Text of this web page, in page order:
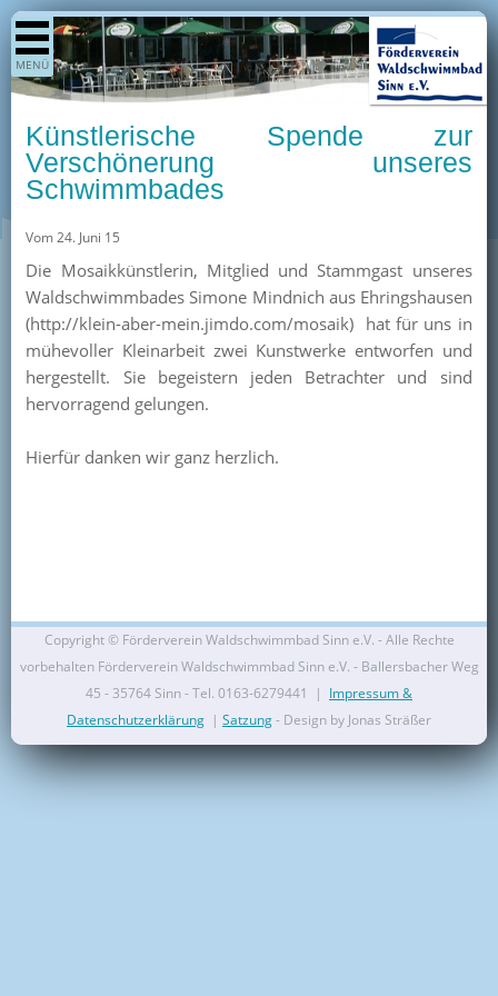
MENÜ
Shop
Aktuelles
Termine
Berichte
/ Preise
Kurse
Kioskangebote
Unterstützer
Über uns
Team
Künstlerische Spende zur
Verschönerung unseres
Schwimmbades
Vom 24. Juni 15
Die Mosaikkünstlerin, Mitglied und Stammgast unseres
Waldschwimmbades Simone Mindnich aus Ehringshausen
(http://klein-aber-mein.jimdo.com/mosaik) hat für uns in
mühevoller Kleinarbeit zwei Kunstwerke entworfen und
hergestellt. Sie begeistern jeden Betrachter und sind
hervorragend gelungen.
Hierfür danken wir ganz herzlich.
Copyright © Förderverein Waldschwimmbad Sinn e.V. - Alle Rechte
vorbehalten Förderverein Waldschwimmbad Sinn e.V. - Ballersbacher Weg
45 - 35764 Sinn - Tel. 0163-6279441 | Impressum &
Datenschutzerklärung | Satzung- Design by Jonas Sträßer